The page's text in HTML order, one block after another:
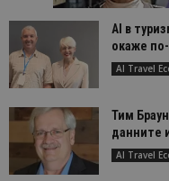
AI в
окаже
AI Travel
Тим
данните
AI Travel